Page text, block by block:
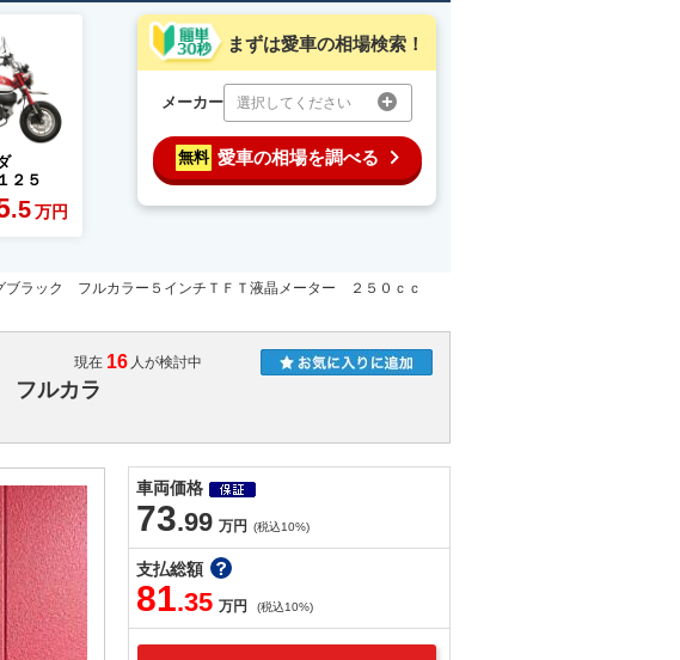
２５
.5万円
まずは愛車の相場検索！
メーカー 選択してください
無料 愛車の相場を調べる
ラック フルカラー５インチＴＦＴ液晶メーター ２５０ｃｃ
現在 16 人が検討中
フルカラ
車両価格
73.99 万円 (税込10%)
支払総額
81.35 万円 (税込10%)